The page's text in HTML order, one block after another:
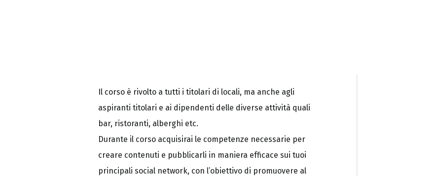
Il corso è rivolto a tutti i titolari di locali, ma anche agli
aspiranti titolari e ai dipendenti delle diverse attività quali
bar, ristoranti, alberghi etc.
Durante il corso acquisirai le competenze necessarie per
creare contenuti e pubblicarli in maniera efficace sui tuoi
principali social network, con l’obiettivo di promuovere al